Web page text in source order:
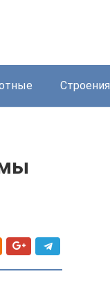
Строения